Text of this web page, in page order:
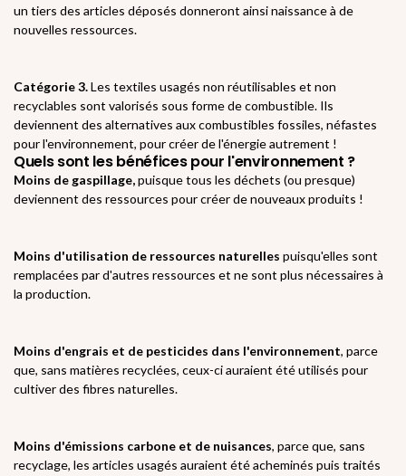
un tiers des articles déposés donneront ainsi naissance à de
nouvelles ressources.
Catégorie 3.Les textiles usagés non réutilisables et non
recyclables sont valorisés sous forme de combustible. Ils
deviennent des alternatives aux combustibles fossiles, néfastes
pour l'environnement, pour créer de l'énergie autrement !
Quels sont les bénéfices pour l'environnement ?
Moins de gaspillage,puisque tous les déchets (ou presque)
deviennent des ressources pour créer de nouveaux produits !
Moins d'utilisation de ressources naturelles puisqu'elles sont
remplacées par d'autres ressources et ne sont plus nécessaires à
la production.
Moins d'engrais et de pesticides dans l'environnement, parce
que, sans matières recyclées, ceux-ci auraient été utilisés pour
cultiver des fibres naturelles.
Moins d'émissions carbone et de nuisances, parce que, sans
recyclage, les articles usagés auraient été acheminés puis traités